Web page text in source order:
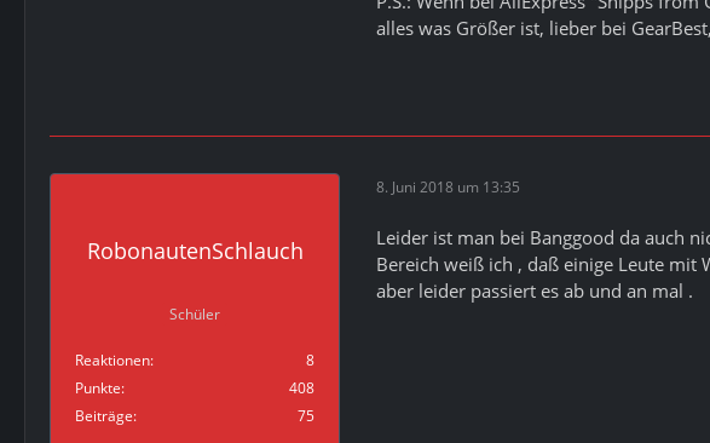
alles was Größer ist, lieber bei
RobonautenSchlauch
Schüler
Reaktionen
8
Punkte
408
Beiträge
75
8. Juni 2018 um 13:35
Leider ist man bei Banggood da auch
Bereich weiß ich , daß einige Leute
aber leider passiert es ab und an mal .